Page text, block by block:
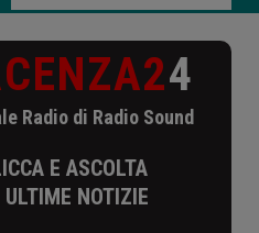
4
Radio di Radio Sound
E ASCOLTA
ULTIME NOTIZIE